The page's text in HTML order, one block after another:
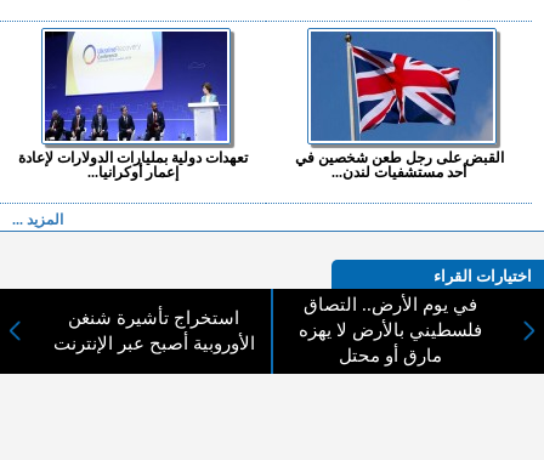
القبض على رجل طعن شخصين في
أحد مستشفيات لندن...
تعهدات دولية بمليارات الدولارات لإعادة
إعمار أوكرانيا...
المزيد ...
اختيارات القراء
لا يوجد مقالات
في يوم الأرض.. التصاق
فلسطيني بالأرض لا يهزه
مارق أو محتل
استخراج تأشيرة شنغن
الأوروبية أصبح عبر الإنترنت